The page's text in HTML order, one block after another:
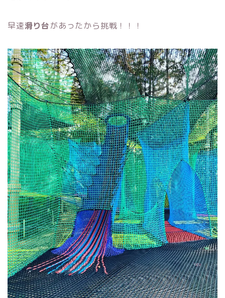
早速滑り台があったから挑戦！！！